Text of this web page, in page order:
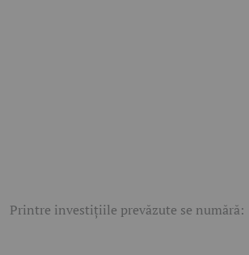
Printre investițiile prevăzute se numără: